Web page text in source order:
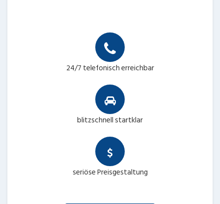
24/7 telefonisch erreichbar
blitzschnell startklar
seriöse Preisgestaltung